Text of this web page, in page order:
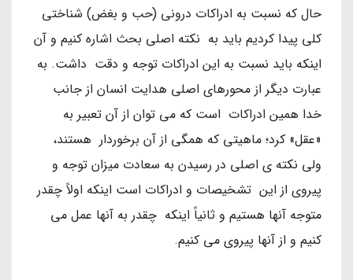
حال که نسبت به ادراکات درونی (حب و بغض) شناختی
کلی پیدا کردیم باید به نکته اصلی بحث اشاره کنیم و آن
اینکه باید نسبت به این ادراکات توجه و دقت داشت. به
عبارت دیگر از محورهای اصلی هدایت انسان از جانب
خدا همین ادراکات است که می توان از آن تعبیر به
«عقل» کرد؛ ماهیتی که همگی از آن برخوردار هستند،
ولی نکته ی اصلی در رسیدن به سعادت میزان توجه و
پیروی از این تشخیصات و ادراکات است اینکه اولاً چقدر
متوجه آنها هستیم و ثانیاً اینکه چقدر به آنها عمل می
کنیم و از آنها پیروی می کنیم.